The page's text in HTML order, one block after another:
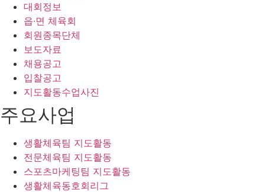
대회정보
읍·면 체육회
회원종목단체
보도자료
채용공고
입찰공고
지도활동수업사진
주요사업
생활체육팀 지도활동
전문체육팀 지도활동
스포츠마케팅팀 지도활동
생활체육동호회리그